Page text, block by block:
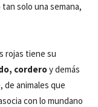
solo una semana,
rojas tiene su
corderoy demás
animales que
con lo mundano